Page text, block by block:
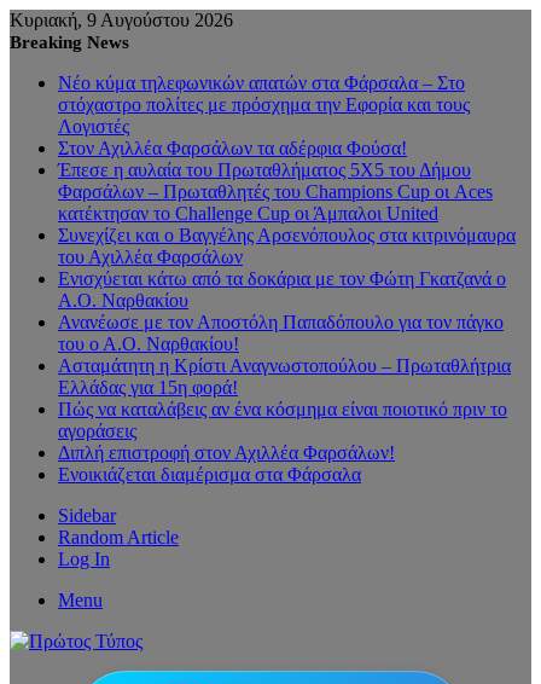
Κυριακή, 9 Αυγούστου 2026
Breaking News
Νέο κύμα τηλεφωνικών απατών στα Φάρσαλα – Στο
στόχαστρο πολίτες με πρόσχημα την Εφορία και τους
Λογιστές
Στον Αχιλλέα Φαρσάλων τα αδέρφια Φούσα!
Έπεσε η αυλαία του Πρωταθλήματος 5Χ5 του Δήμου
Φαρσάλων – Πρωταθλητές του Champions Cup οι Aces
κατέκτησαν το Challenge Cup οι Άμπαλοι United
Συνεχίζει και ο Βαγγέλης Αρσενόπουλος στα κιτρινόμαυρα
του Αχιλλέα Φαρσάλων
Ενισχύεται κάτω από τα δοκάρια με τον Φώτη Γκατζανά ο
Α.Ο. Ναρθακίου
Ανανέωσε με τον Αποστόλη Παπαδόπουλο για τον πάγκο
του ο Α.Ο. Ναρθακίου!
Ασταμάτητη η Κρίστι Αναγνωστοπούλου – Πρωταθλήτρια
Ελλάδας για 15η φορά!
Πώς να καταλάβεις αν ένα κόσμημα είναι ποιοτικό πριν το
αγοράσεις
Διπλή επιστροφή στον Αχιλλέα Φαρσάλων!
Ενοικιάζεται διαμέρισμα στα Φάρσαλα
Sidebar
Random Article
Log In
Menu